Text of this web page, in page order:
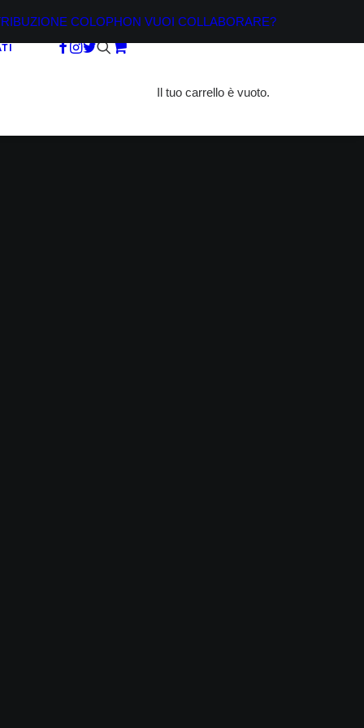
COLOPHON VUOI COLLABORARE?
Il tuo carrello è vuoto.